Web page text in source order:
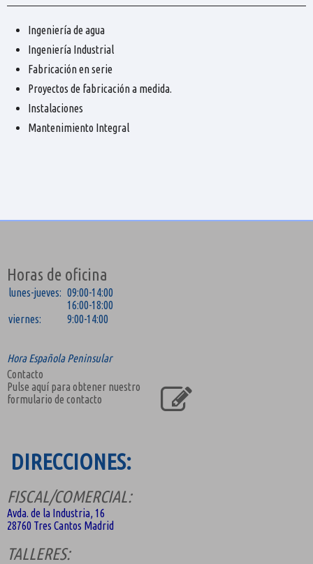
Ingeniería de agua
Ingeniería Industrial
Fabricación en serie
Proyectos de fabricación a medida.
Instalaciones
Mantenimiento Integral
Horas de oficina
lunes-jueves: 09:00-14:00
16:00-18:00
viernes:
9:00-14:00
Hora Española Peninsular
Contacto
Pulse aquí para obtener nuestro
formulario de contacto
DIRECCIONES:
FISCAL/COMERCIAL:
Avda. de la Industria, 16
28760 Tres Cantos Madrid
TALLERES: